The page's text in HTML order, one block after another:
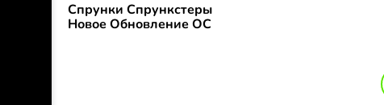
Спрунки Спрункстеры
Новое Обновление OC